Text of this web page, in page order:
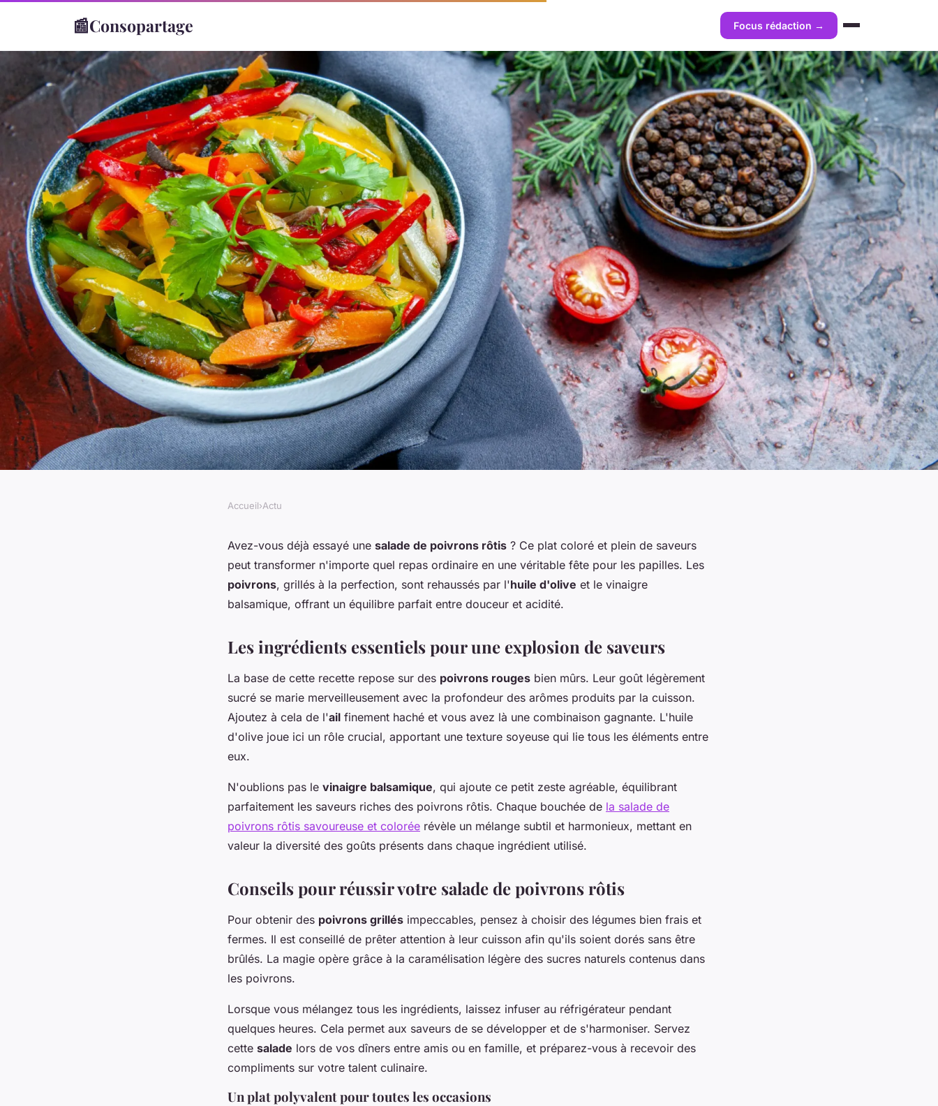
📰Consopartage Focus rédaction →
Salade de poivrons rôtis : une
symphonie de couleurs et de saveurs
Accueil›Actu
Avez-vous déjà essayé une salade de poivrons rôtis ? Ce plat coloré et plein de saveurs
peut transformer n'importe quel repas ordinaire en une véritable fête pour les papilles. Les
poivrons, grillés à la perfection, sont rehaussés par l'huile d'olive et le vinaigre
balsamique, offrant un équilibre parfait entre douceur et acidité.
Les ingrédients essentiels pour une explosion de saveurs
La base de cette recette repose sur des poivrons rouges bien mûrs. Leur goût légèrement
sucré se marie merveilleusement avec la profondeur des arômes produits par la cuisson.
Ajoutez à cela de l'ail finement haché et vous avez là une combinaison gagnante. L'huile
d'olive joue ici un rôle crucial, apportant une texture soyeuse qui lie tous les éléments entre
eux.
N'oublions pas le vinaigre balsamique, qui ajoute ce petit zeste agréable, équilibrant
parfaitement les saveurs riches des poivrons rôtis. Chaque bouchée de la salade de
poivrons rôtis savoureuse et colorée révèle un mélange subtil et harmonieux, mettant en
valeur la diversité des goûts présents dans chaque ingrédient utilisé.
Conseils pour réussir votre salade de poivrons rôtis
Pour obtenir des poivrons grillés impeccables, pensez à choisir des légumes bien frais et
fermes. Il est conseillé de prêter attention à leur cuisson afin qu'ils soient dorés sans être
brûlés. La magie opère grâce à la caramélisation légère des sucres naturels contenus dans
les poivrons.
Lorsque vous mélangez tous les ingrédients, laissez infuser au réfrigérateur pendant
quelques heures. Cela permet aux saveurs de se développer et de s'harmoniser. Servez
cette salade lors de vos dîners entre amis ou en famille, et préparez-vous à recevoir des
compliments sur votre talent culinaire.
Un plat polyvalent pour toutes les occasions